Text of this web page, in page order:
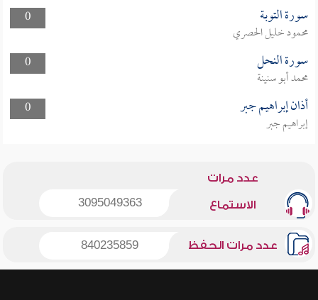
0
سورة التوبة
محمود خليل الحصري
0
سورة النحل
محمد أبو سنينة
0
أذان إبراهيم جبر
إبراهيم جبر
عدد مرات
الاستماع 3095049363
عدد مرات الحفظ 840235859